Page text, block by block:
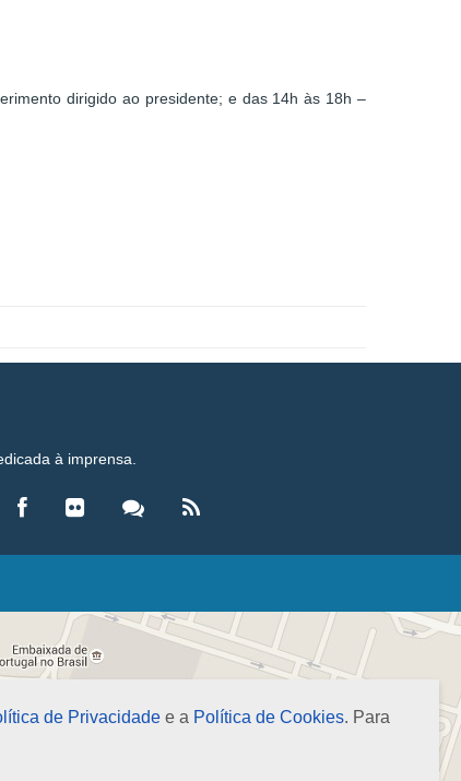
dirigido ao presidente; e das 14h às 18h –
de Privacidade e a Política de Cookies. Para
à imprensa.
Lei
Brasileiras de Contabilidade